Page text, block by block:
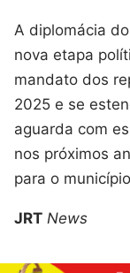
A diplomácia
nova etapa
mandato dos
2025 e se
aguarda com
nos próximos
para o
JRT News